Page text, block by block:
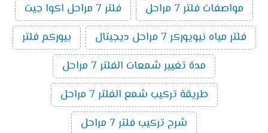
مواصفات فلتر 7 مراحل
فلتر 7 مراحل اكوا جيت
فلتر مياه نيويوركر 7 مراحل ديجيتال
بيوركم فلتر
مدة تغيير شمعات الفلتر 7 مراحل
طريقة تركيب شمع الفلتر 7 مراحل
شرح تركيب فلتر 7 مراحل